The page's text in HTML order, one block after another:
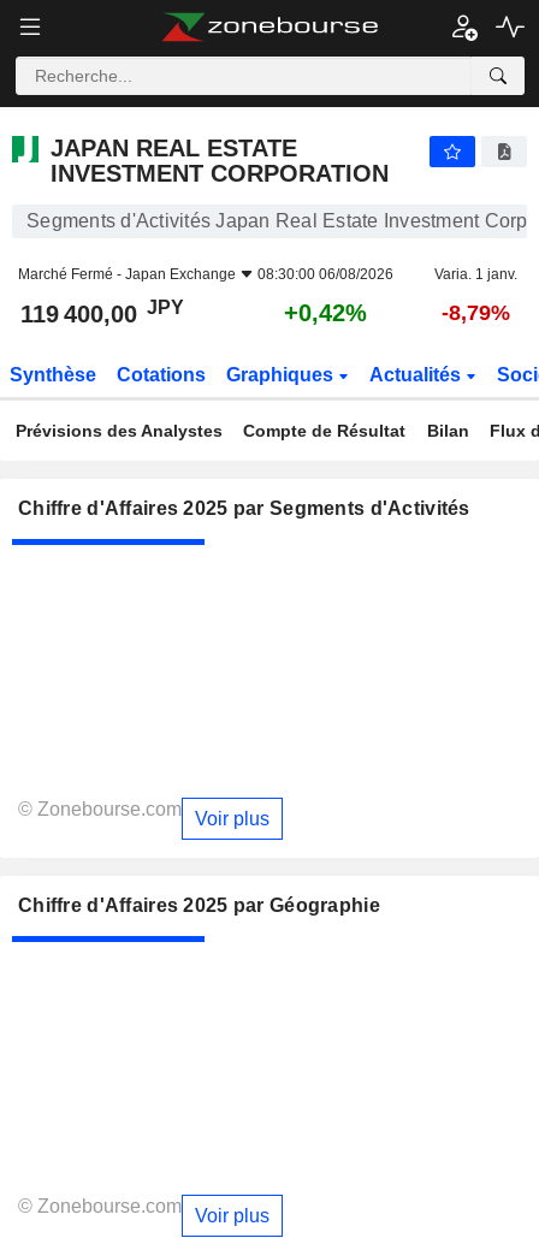
JAPAN REAL ESTATE
INVESTMENT CORPORATION
Segments d'Activités Japan Real Estate Investment
Marché Fermé - Japan Exchange 08:30:00 06/08/2026 Varia. 1 janv.
119 400,00 JPY +0,42% -8,79%
Synthèse Cotations Graphiques Actualités
Prévisions des Analystes Compte de Résultat Bilan Flux
Chiffre d'Affaires 2025 par Segments d'Activités
© Zonebourse.com Voir plus
Chiffre d'Affaires 2025 par Géographie
© Zonebourse.com Voir plus